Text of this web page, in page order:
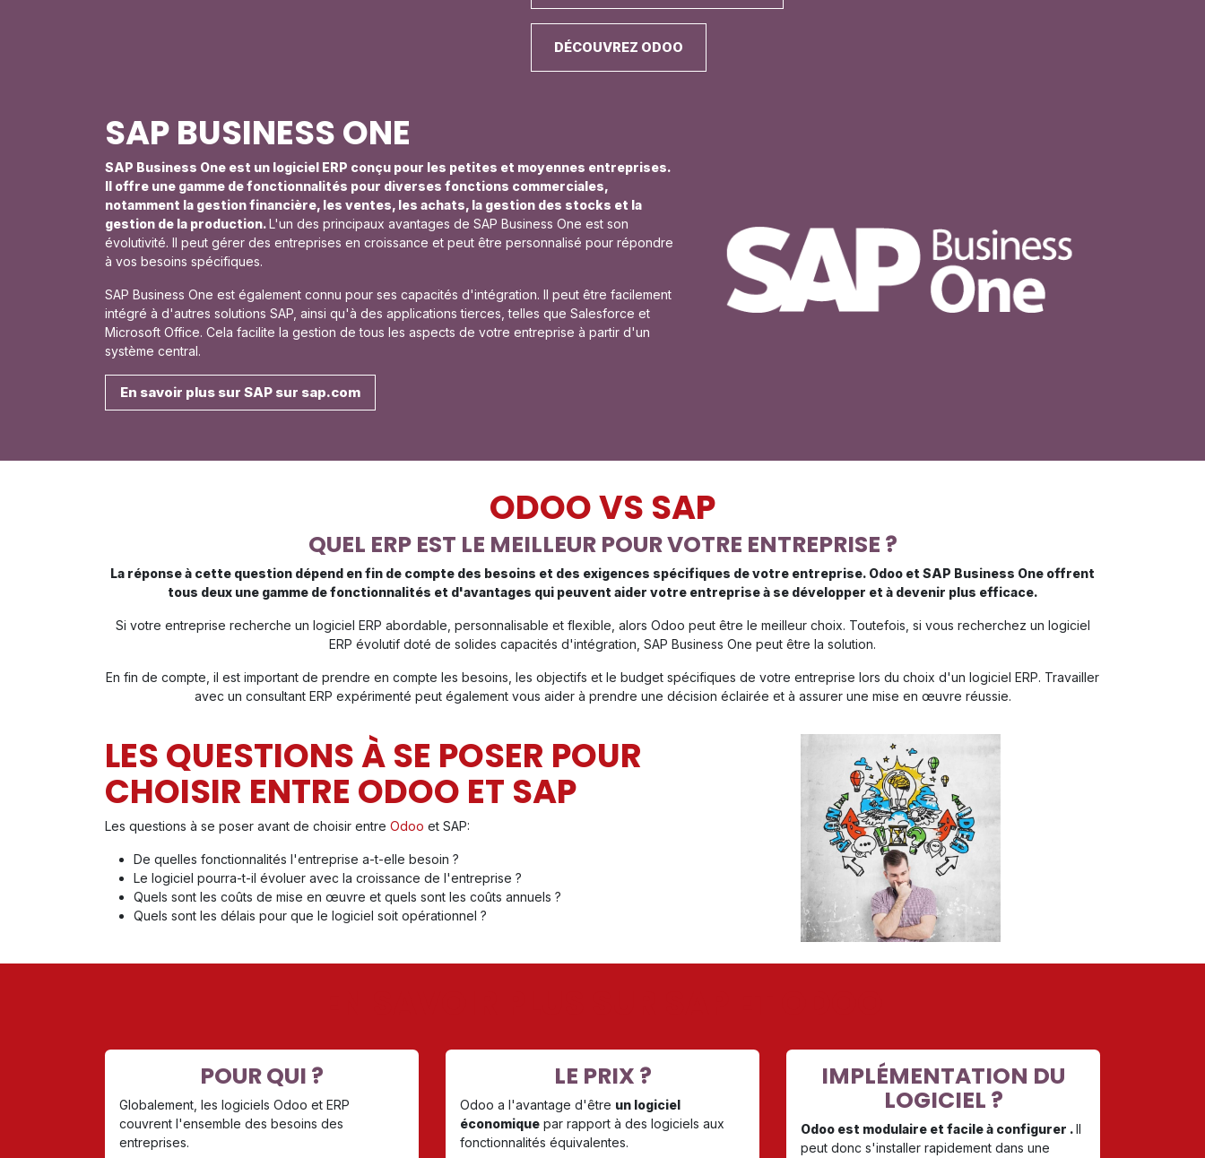
DÉCOUVREZ ODOO
SAP BUSINESS ONE
SAP Business One est un logiciel ERP conçu pour les petites et moyennes entreprises.
Il offre une gamme de fonctionnalités pour diverses fonctions commerciales,
notamment la gestion financière, les ventes, les achats, la gestion des stocks et la
gestion de la production.L'un des principaux avantages de SAP Business One est son
évolutivité. Il peut gérer des entreprises en croissance et peut être personnalisé pour répondre
à vos besoins spécifiques.
SAP Business One est également connu pour ses capacités d'intégration. Il peut être facilement
intégré à d'autres solutions SAP, ainsi qu'à des applications tierces, telles que Salesforce et
Microsoft Office. Cela facilite la gestion de tous les aspects de votre entreprise à partir d'un
système central.
En savoir plus sur SAP sur sap.com
ODOO VS SAP
QUEL ERP EST LE MEILLEUR POUR VOTRE ENTREPRISE ?
La réponse à cette question dépend en fin de compte des besoins et des exigences spécifiques de votre entreprise. Odoo et SAP Business One offrent
tous deux une gamme de fonctionnalités et d'avantages qui peuvent aider votre entreprise à se développer et à devenir plus efficace.
Si votre entreprise recherche un logiciel ERP abordable, personnalisable et flexible, alors Odoo peut être le meilleur choix. Toutefois, si vous recherchez un logiciel
ERP évolutif doté de solides capacités d'intégration, SAP Business One peut être la solution.
En fin de compte, il est important de prendre en compte les besoins, les objectifs et le budget spécifiques de votre entreprise lors du choix d'un logiciel ERP. Travailler
avec un consultant ERP expérimenté peut également vous aider à prendre une décision éclairée et à assurer une mise en œuvre réussie.
LES QUESTIONS À SE POSER POUR
CHOISIR ENTRE ODOO ET SAP
Les questions à se poser avant de choisir entre Odoo et SAP:
De quelles fonctionnalités l'entreprise a-t-elle besoin ?
Le logiciel pourra-t-il évoluer avec la croissance de l'entreprise ?
Quels sont les coûts de mise en œuvre et quels sont les coûts annuels ?
Quels sont les délais pour que le logiciel soit opérationnel ?
POUR QUI ?
Globalement, les logiciels Odoo et ERP
couvrent l'ensemble des besoins des
entreprises.
LE PRIX ?
Odoo a l'avantage d'être un logiciel
économique par rapport à des logiciels aux
fonctionnalités équivalentes.
IMPLÉMENTATION DU
LOGICIEL ?
Odoo est modulaire et facile à configurer .
peut donc s'installer rapidement dans une